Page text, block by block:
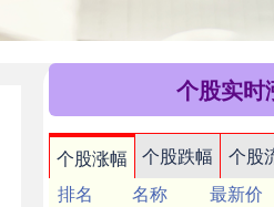
个股实时
个股涨幅 个股跌幅 个股
排名
名称 最新价